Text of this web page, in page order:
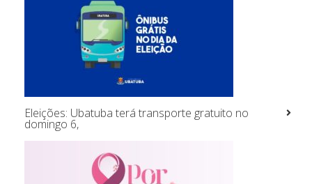
Eleições: Ubatuba terá transporte gratuito no
domingo 6,